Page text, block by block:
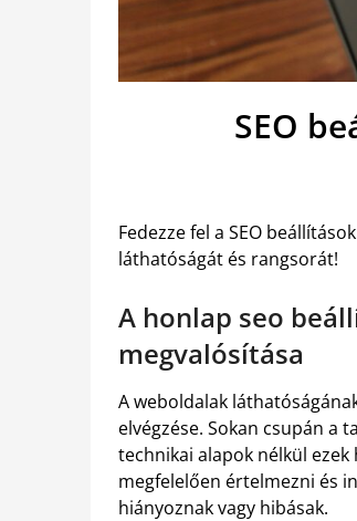
SEO
Fedezze fel a SEO
láthatóságát és rangsorát!
A honlap seo
megvalósítása
A weboldalak
elvégzése. Sokan csupán a
technikai alapok nélkül
megfelelően értelmezni és
hiányoznak vagy hibásak.